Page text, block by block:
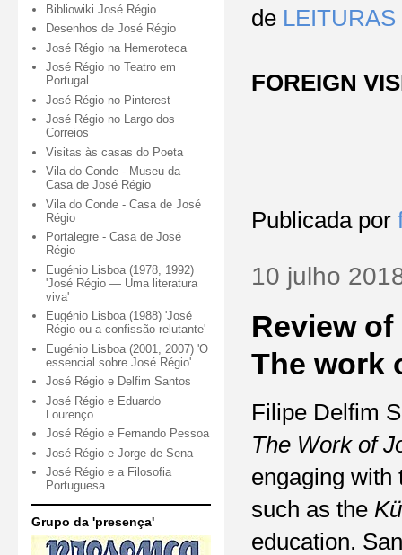
de LEITURAS
FOREIGN
Publicada por
10 julho
Review
The work
Filipe Delfim
The Work of
engaging with
such as the
education.
Bibliowiki José Régio
Desenhos de José Régio
José Régio na Hemeroteca
José Régio no Teatro em
Portugal
José Régio no Pinterest
José Régio no Largo dos
Correios
Visitas às casas do Poeta
Vila do Conde - Museu da
Casa de José Régio
Vila do Conde - Casa de José
Régio
Portalegre - Casa de José
Régio
Eugénio Lisboa (1978, 1992)
'José Régio — Uma literatura
viva'
Eugénio Lisboa (1988) 'José
Régio ou a confissão relutante'
Eugénio Lisboa (2001, 2007) 'O
essencial sobre José Régio'
José Régio e Delfim Santos
José Régio e Eduardo
Lourenço
José Régio e Fernando Pessoa
José Régio e Jorge de Sena
José Régio e a Filosofia
Portuguesa
Grupo da 'presença'